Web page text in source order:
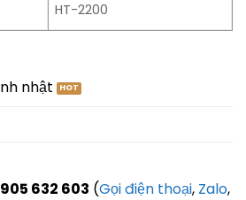
HT-2200
nhật
632 603 (Gọi điện thoại, Zalo,